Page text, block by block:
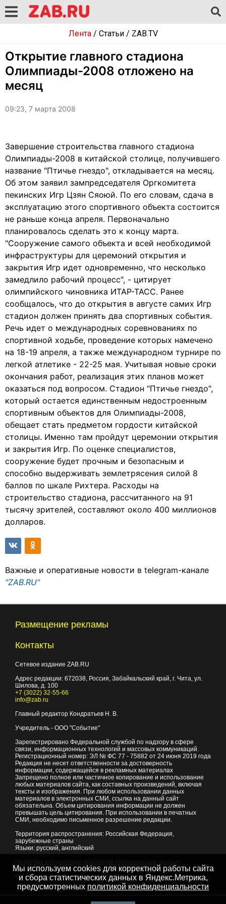
Лента/ Статьи/ ZAB.TV
Открытие главного стадиона
Олимпиады-2008 отложено на
месяц
09:23, 7 марта 2008
Завершение строительства главного стадиона
Олимпиады-2008 в китайской столице, получившего
название "Птичье гнездо", откладывается на месяц.
Об этом заявил зампредседателя Оргкомитета
пекинских Игр Цзян Сяоюй. По его словам, сдача в
эксплуатацию этого спортивного объекта состоится
не раньше конца апреля. Первоначально
планировалось сделать это к концу марта.
"Сооружение самого объекта и всей необходимой
инфраструктуры для церемоний открытия и
закрытия Игр идет одновременно, что несколько
замедлило рабочий процесс", - цитирует
олимпийского чиновника ИТАР-ТАСС. Ранее
сообщалось, что до открытия в августе самих Игр
стадион должен принять два спортивных события.
Речь идет о международных соревнованиях по
спортивной ходьбе, проведение которых намечено
на 18-19 апреля, а также международном турнире по
легкой атлетике - 22-25 мая. Учитывая новые сроки
окончания работ, реализация этих планов может
оказаться под вопросом. Стадион "Птичье гнездо",
который остается единственным недостроенным
спортивным объектов для Олимпиады-2008,
обещает стать предметом гордости китайской
столицы. Именно там пройдут церемонии открытия
и закрытия Игр. По оценке специалистов,
сооружение будет прочным и безопасным и
способно выдерживать землетрясения силой 8
баллов по шкале Рихтера. Расходы на
строительство стадиона, рассчитанного на 91
тысячу зрителей, составляют около 400 миллионов
долларов.
Важные и оперативные новости в telegram-канале
"ZAB.RU"
Размещение рекламы
Контакты
Сетевое издание ZAB.RU
Адрес редакции: 672038, Россия, Забайкальский край, г. Чита, ул.
Шилова, д. 100
+7 (3022) 32-55-66
info@zab.ru
Главный редактор Кондратьев Н. В.
Учредитель - ООО "Событие"
Зарегистрировано Федеральной службой по надзору в сфере
связи, информационных технологий и массовых коммуникаций.
Регистрационный номер: ЭЛ № ФС 77 - 75882 от 24 июня 2019 года
Редакция не несет ответственности за достоверность
информации, содержащейся в рекламных материалах
Запрещено полное или частичное копирование и использование
любых материалов сайта, как составных произведений, включая
тексты и изображения. При любом использовании данных
материалов в электронных СМИ, ссылка на данный сайт
обязательна. Объем цитирования информации не должен
превышать цель цитирования. При использовании в печатных
СМИ, необходимо письменное разрешение редакции.
Территория распространения: Российская Федерация,
зарубежные страны
Языки: русский, английский
© 2007 - 2026Портал Читы и Забайкальского края
Мы используем cookies для корректной работы сайта
и сбора статистических данных в Яндекс.Метрика,
предусмотренных политикой конфиденциальности